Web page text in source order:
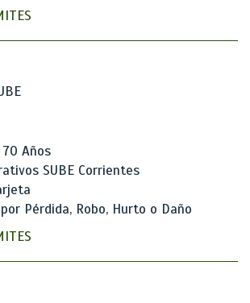
Años
SUBE Corrientes
Pérdida, Robo, Hurto o Daño